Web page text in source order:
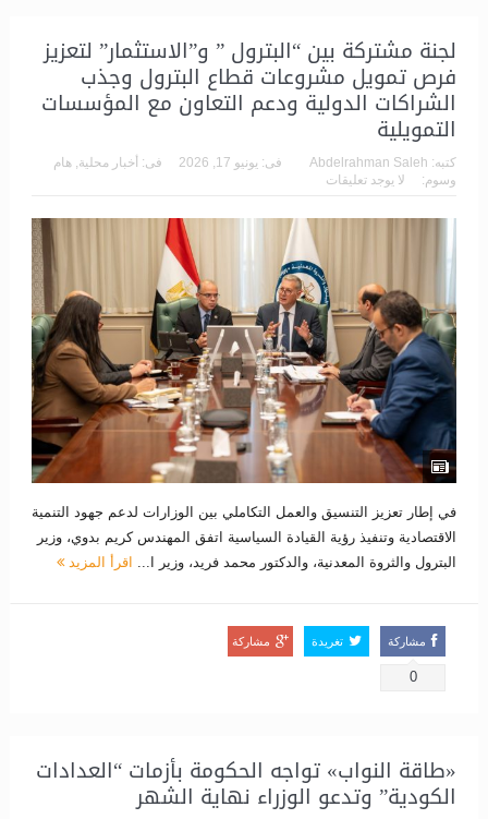
لجنة مشتركة بين “البترول ” و”الاستثمار” لتعزيز
فرص تمويل مشروعات قطاع البترول وجذب
الشراكات الدولية ودعم التعاون مع المؤسسات
التمويلية
كتبه: Abdelrahman Saleh فى: يونيو 17, 2026 فى: أخبار محلية, هام
وسوم:
لا يوجد تعليقات
في إطار تعزيز التنسيق والعمل التكاملي بين الوزارات لدعم جهود التنمية
الاقتصادية وتنفيذ رؤية القيادة السياسية اتفق المهندس كريم بدوي، وزير
البترول والثروة المعدنية، والدكتور محمد فريد، وزير ا...
اقرأ المزيد
مشاركة
0
تغريدة مشاركة
«طاقة النواب» تواجه الحكومة بأزمات “العدادات
الكودية” وتدعو الوزراء نهاية الشهر